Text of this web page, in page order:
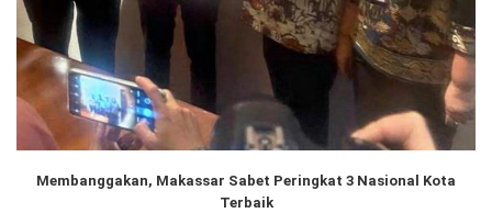
Membanggakan, Makassar Sabet Peringkat 3 Nasional Kota
Terbaik